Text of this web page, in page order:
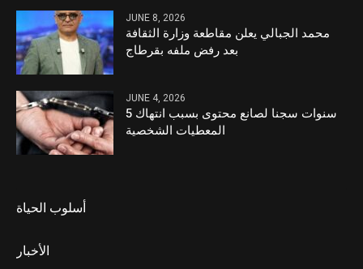
JUNE 8, 2026
محمد الجبالي يعلن مقاطعة وزارة الثقافة
بعد رفض ملفه بقرطاج
JUNE 4, 2026
5 سنوات سجنا لصانع محتوى بسبب انتهاك
المعطيات الشخصية
أسلوب الحياة
الأخبار